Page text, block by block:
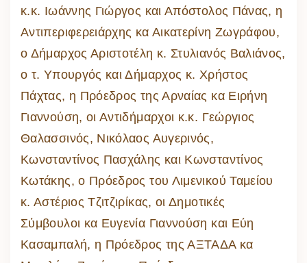
κ.κ. Ιωάννης Γιώργος και Απόστολος Πάνας, η
Αντιπεριφερειάρχης κα Αικατερίνη Ζωγράφου,
ο Δήμαρχος Αριστοτέλη κ. Στυλιανός Βαλιάνος,
ο τ. Υπουργός και Δήμαρχος κ. Χρήστος
Πάχτας, η Πρόεδρος της Αρναίας κα Ειρήνη
Γιαννούση, οι Αντιδήμαρχοι κ.κ. Γεώργιος
Θαλασσινός, Νικόλαος Αυγερινός,
Κωνσταντίνος Πασχάλης και Κωνσταντίνος
Κωτάκης, ο Πρόεδρος του Λιμενικού Ταμείου
κ. Αστέριος Τζιτζιρίκας, οι Δημοτικές
Σύμβουλοι κα Ευγενία Γιαννούση και Εύη
Κασαμπαλή, η Πρόεδρος της ΑΞΤΑΔΑ κα